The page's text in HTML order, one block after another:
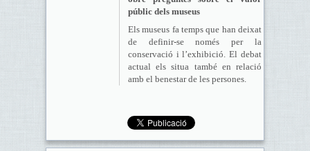
públic dels museus
Els museus fa temps que han deixat
de definir-se només per la
conservació i l’exhibició. El debat
actual els situa també en relació
amb el benestar de les persones.